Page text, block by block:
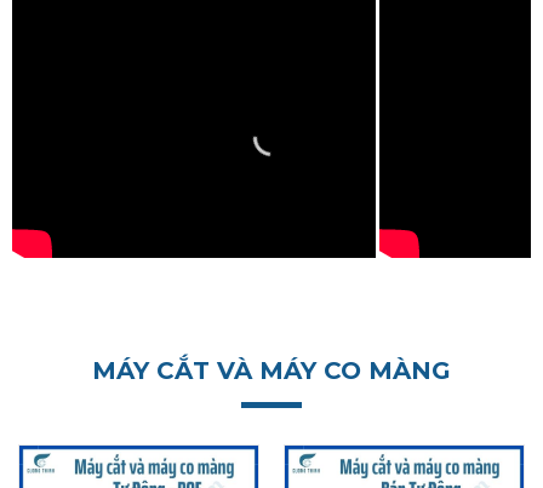
MÁY CẮT VÀ MÁY CO MÀNG